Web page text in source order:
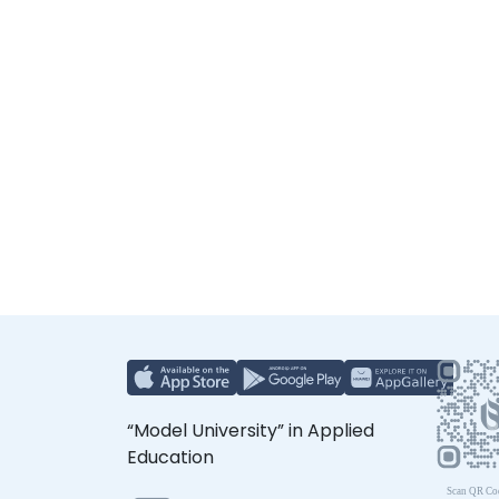
“Model University” in Applied
Education